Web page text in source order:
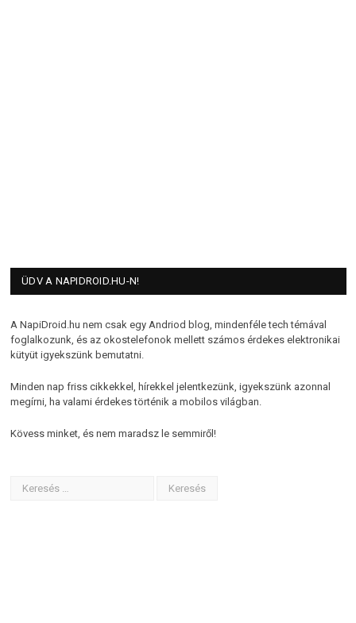
ÜDV A NAPIDROID.HU-N!
A NapiDroid.hu nem csak egy Andriod blog, mindenféle tech témával
foglalkozunk, és az okostelefonok mellett számos érdekes elektronikai
kütyüt igyekszünk bemutatni.
Minden nap friss cikkekkel, hírekkel jelentkezünk, igyekszünk azonnal
megírni, ha valami érdekes történik a mobilos világban.
Kövess minket, és nem maradsz le semmiről!